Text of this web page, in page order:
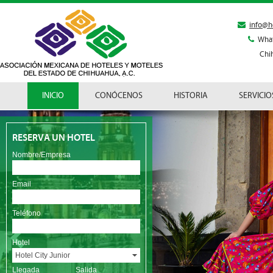
INICIO CONÓCENOS HISTORIA